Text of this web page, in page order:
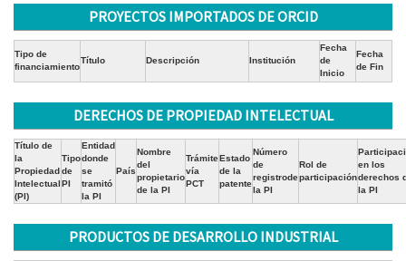
PROYECTOS IMPORTADOS DE ORCID
Tipo de
financiamiento
Título Descripción Institución
Fecha
de
Inicio
Fecha
de Fin
DERECHOS DE PROPIEDAD INTELECTUAL
Título de
la
Propiedad
Intelectual
(PI)
Tipo
de
PI
Entidad
donde
se
tramitó
la PI
País
Nombre
del
propietario
de la PI
Trámite
vía
PCT
Estado
de la
patente
Número
de
registrode
la PI
Rol de
participación
en los
derechos
la PI
PRODUCTOS DE DESARROLLO INDUSTRIAL